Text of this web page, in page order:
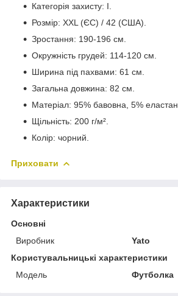
Категорія захисту: I.
Розмір: XXL (ЄС) / 42 (США).
Зростання: 190-196 см.
Окружність грудей: 114-120 см.
Ширина під пахвами: 61 см.
Загальна довжина: 82 см.
Матеріал: 95% бавовна, 5% еластан.
Щільність: 200 г/м².
Колір: чорний.
Приховати
Характеристики
Основні
Виробник
Yato
Користувальницькі характеристики
Мoдель
Футболка